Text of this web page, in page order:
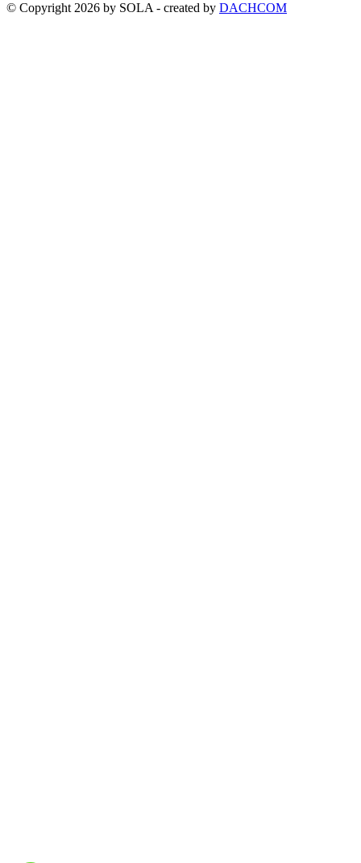
© Copyright 2026 by SOLA - created by DACHCOM